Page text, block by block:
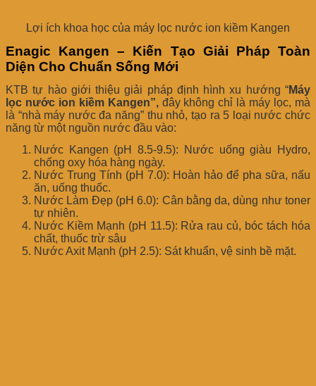
Lợi ích khoa học của máy lọc nước ion kiềm Kangen
Enagic Kangen – Kiến Tạo Giải Pháp Toàn
Diện Cho Chuẩn Sống Mới
KTB tự hào giới thiệu giải pháp định hình xu hướng “Máy
lọc nước ion kiềm Kangen”, đây không chỉ là máy lọc, mà
là “nhà máy nước đa năng” thu nhỏ, tạo ra 5 loại nước chức
năng từ một nguồn nước đầu vào:
Nước Kangen (pH 8.5-9.5): Nước uống giàu Hydro,
chống oxy hóa hàng ngày.
Nước Trung Tính (pH 7.0): Hoàn hảo để pha sữa, nấu
ăn, uống thuốc.
Nước Làm Đẹp (pH 6.0): Cân bằng da, dùng như toner
tự nhiên.
Nước Kiềm Mạnh (pH 11.5): Rửa rau củ, bóc tách hóa
chất, thuốc trừ sâu
Nước Axit Mạnh (pH 2.5): Sát khuẩn, vệ sinh bề mặt.